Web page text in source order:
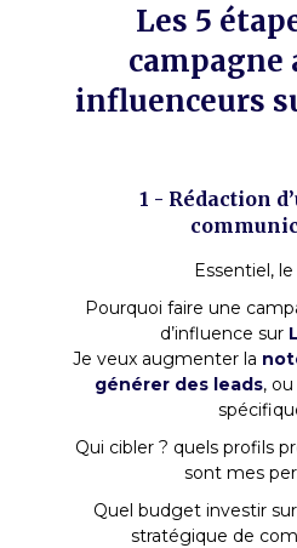
Les 5
campagne
influenceurs
1 - Rédaction
Essentiel,
Pourquoi faire une
d’influence sur
Je veux augmenter la
générer des leads,
Qui cibler ? quels profils
sont mes
Quel budget investir
stratégique de